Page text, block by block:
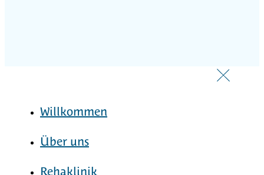
Willkommen
Über uns
Rehaklinik